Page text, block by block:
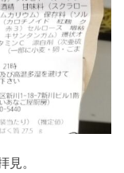
見。